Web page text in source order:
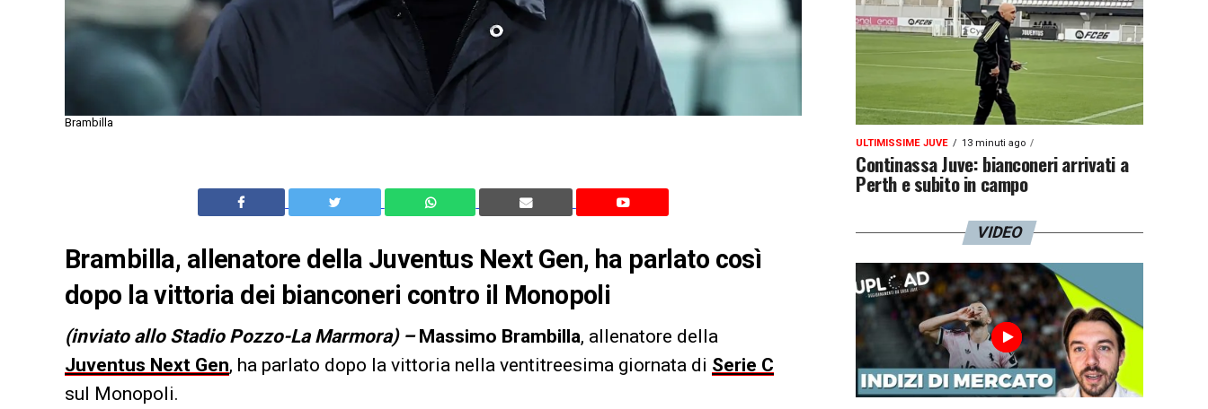
Brambilla
Brambilla, allenatore della Juventus Next Gen, ha parlato così
dopo la vittoria dei bianconeri contro il Monopoli
(inviato allo Stadio Pozzo-La Marmora) – Massimo Brambilla, allenatore della
Juventus Next Gen, ha parlato dopo la vittoria nella ventitreesima giornata di Serie C
sul Monopoli.
ULTIMISSIME JUVE 13 minuti ago
Continassa Juve: bianconeri arrivati a
Perth e subito in campo
VIDEO